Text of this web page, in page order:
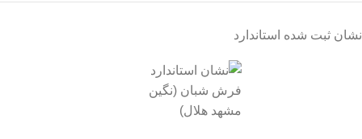
نشان ثبت شده استاندارد